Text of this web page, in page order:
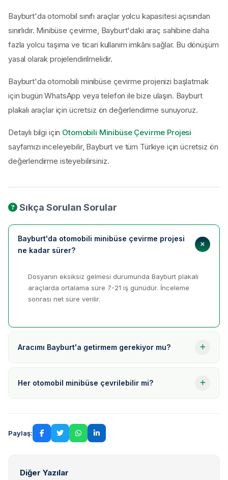
Bayburt'da otomobil sınıfı araçlar yolcu kapasitesi açısından
sınırlıdır. Minibüse çevirme, Bayburt'daki araç sahibine daha
fazla yolcu taşıma ve ticari kullanım imkânı sağlar. Bu dönüşüm
yasal olarak projelendirilmelidir.
Bayburt'da otomobili minibüse çevirme projenizi başlatmak
için bugün WhatsApp veya telefon ile bize ulaşın. Bayburt
plakalı araçlar için ücretsiz ön değerlendirme sunuyoruz.
Detaylı bilgi için Otomobili Minibüse Çevirme Projesi
sayfamızı inceleyebilir, Bayburt ve tüm Türkiye için ücretsiz ön
değerlendirme isteyebilirsiniz.
Sıkça Sorulan Sorular
Bayburt'da otomobili minibüse çevirme projesi
ne kadar sürer?
Dosyanın eksiksiz gelmesi durumunda Bayburt plakalı
araçlarda ortalama süre 7-21 iş günüdür. İnceleme
sonrası net süre verilir.
Aracımı Bayburt'a getirmem gerekiyor mu?
Her otomobil minibüse çevrilebilir mi?
Paylaş:
Diğer Yazılar